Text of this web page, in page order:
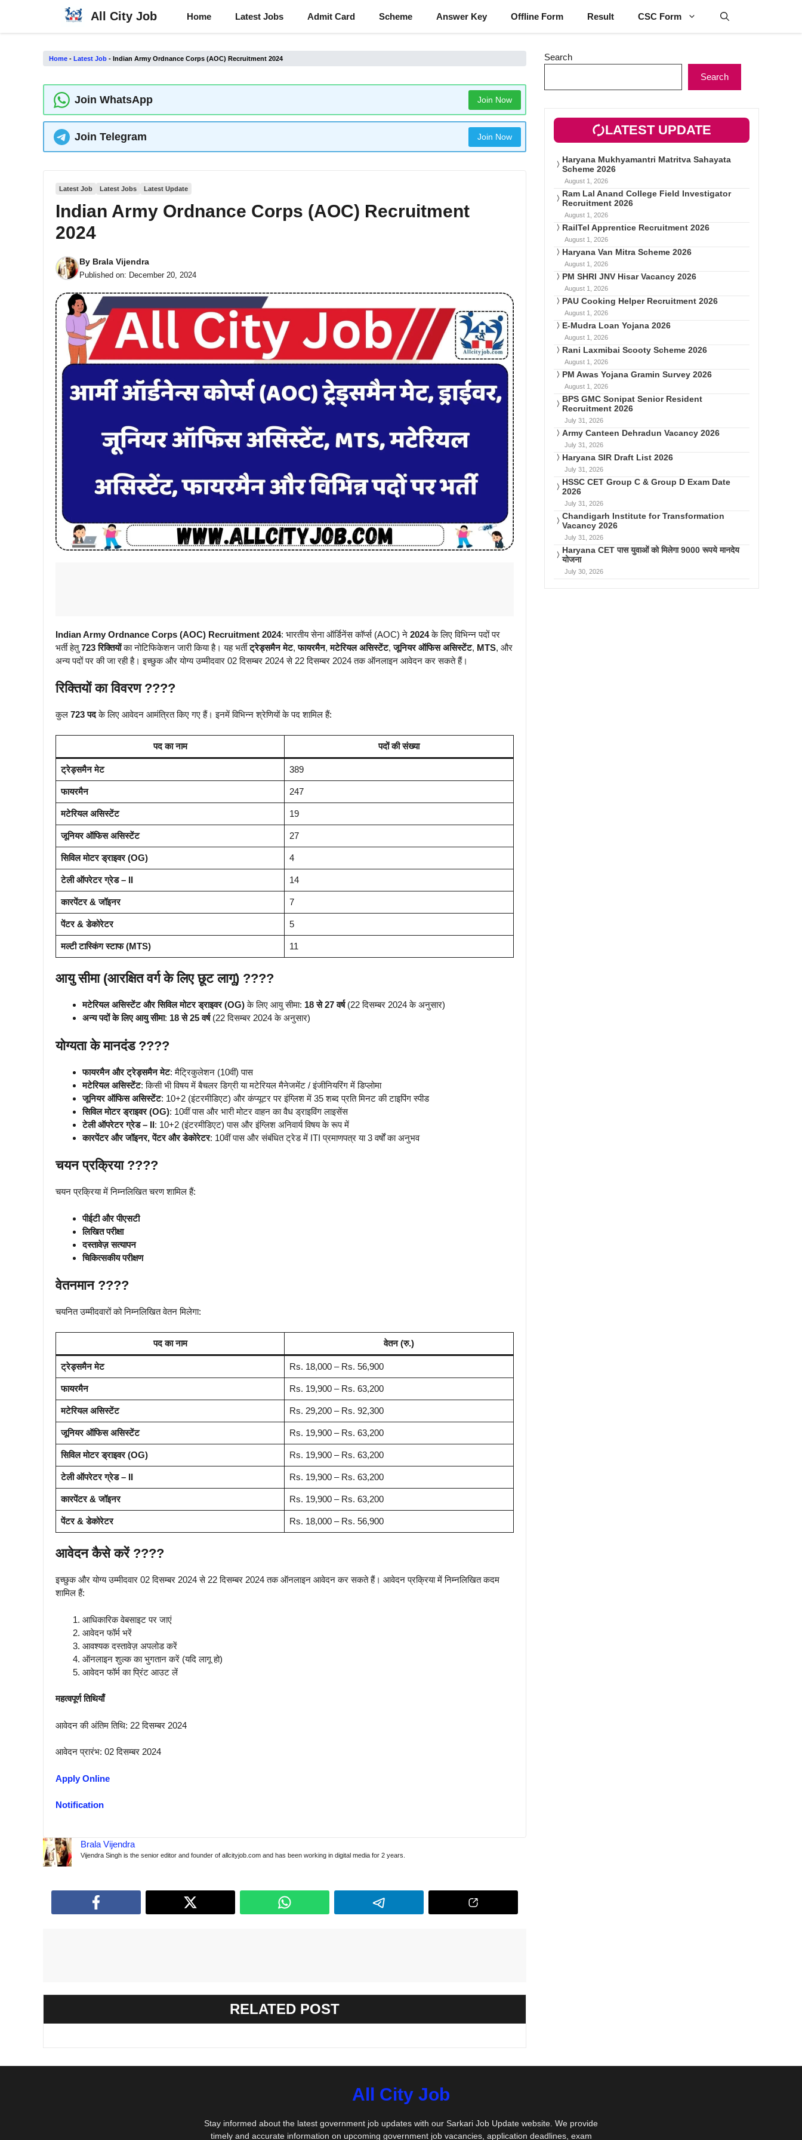
content
All City Job Home Latest Jobs Admit Card Scheme Answer Key Offline Form Result CSC Form
Home - Latest Job - Indian Army Ordnance Corps (AOC) Recruitment 2024
Join WhatsApp Join Now
Join Telegram Join Now
Latest Job Latest Jobs Latest Update
Indian Army Ordnance Corps (AOC) Recruitment
2024
By Brala Vijendra
Published on: December 20, 2024
Indian Army Ordnance Corps (AOC) Recruitment 2024: भारतीय सेना ऑर्डिनेंस कॉर्प्स (AOC) ने 2024के लिए विभिन्न पदों पर
भर्ती हेतु723 रिक्तियोंका नोटिफिकेशन जारी किया है। यह भर्तीट्रेड्समैन मेट,फायरमैन,मटेरियल असिस्टेंट,जूनियर ऑफिस असिस्टेंट, MTS, और
अन्य पदों पर की जा रही है। इच्छुक और योग्य उम्मीदवार 02 दिसम्बर 2024 से 22 दिसम्बर 2024 तक ऑनलाइन आवेदन कर सकते हैं।
रिक्तियों का विवरण ????
कुल 723 पदके लिए आवेदन आमंत्रित किए गए हैं। इनमें विभिन्न श्रेणियों के पद शामिल हैं:
पद का नाम पदों की संख्या
ट्रेड्समैन मेट 389
फायरमैन 247
मटेरियल असिस्टेंट 19
जूनियर ऑफिस असिस्टेंट 27
सिविल मोटर ड्राइवर (OG) 4
टेली ऑपरेटर ग्रेड – II 14
कारपेंटर & जॉइनर 7
पेंटर & डेकोरेटर 5
मल्टी टास्किंग स्टाफ (MTS) 11
आयु सीमा (आरक्षित वर्ग के लिए छूट लागू) ????
मटेरियल असिस्टेंट और सिविल मोटर ड्राइवर (OG)के लिए आयु सीमा: 18 से 27 वर्ष(22 दिसम्बर 2024 के अनुसार)
अन्य पदों के लिए आयु सीमा: 18 से 25 वर्ष(22 दिसम्बर 2024 के अनुसार)
योग्यता के मानदंड ????
फायरमैन और ट्रेड्समैन मेट: मैट्रिकुलेशन (10वीं) पास
मटेरियल असिस्टेंट: किसी भी विषय में बैचलर डिग्री या मटेरियल मैनेजमेंट / इंजीनियरिंग में डिप्लोमा
जूनियर ऑफिस असिस्टेंट: 10+2 (इंटरमीडिएट) और कंप्यूटर पर इंग्लिश में 35 शब्द प्रति मिनट की टाइपिंग स्पीड
सिविल मोटर ड्राइवर (OG): 10वीं पास और भारी मोटर वाहन का वैध ड्राइविंग लाइसेंस
टेली ऑपरेटर ग्रेड – II: 10+2 (इंटरमीडिएट) पास और इंग्लिश अनिवार्य विषय के रूप में
कारपेंटर और जॉइनर, पेंटर और डेकोरेटर: 10वीं पास और संबंधित ट्रेड में ITI प्रमाणपत्र या 3 वर्षों का अनुभव
चयन प्रक्रिया ????
चयन प्रक्रिया में निम्नलिखित चरण शामिल हैं:
पीईटी और पीएसटी
लिखित परीक्षा
दस्तावेज़ सत्यापन
चिकित्सकीय परीक्षण
वेतनमान ????
चयनित उम्मीदवारों को निम्नलिखित वेतन मिलेगा:
पद का नाम वेतन (रु.)
ट्रेड्समैन मेट Rs. 18,000 – Rs. 56,900
फायरमैन Rs. 19,900 – Rs. 63,200
मटेरियल असिस्टेंट Rs. 29,200 – Rs. 92,300
जूनियर ऑफिस असिस्टेंट Rs. 19,900 – Rs. 63,200
सिविल मोटर ड्राइवर (OG) Rs. 19,900 – Rs. 63,200
टेली ऑपरेटर ग्रेड – II Rs. 19,900 – Rs. 63,200
कारपेंटर & जॉइनर Rs. 19,900 – Rs. 63,200
पेंटर & डेकोरेटर Rs. 18,000 – Rs. 56,900
आवेदन कैसे करें ????️
इच्छुक और योग्य उम्मीदवार 02 दिसम्बर 2024 से 22 दिसम्बर 2024 तक ऑनलाइन आवेदन कर सकते हैं। आवेदन प्रक्रिया में निम्नलिखित कदम
शामिल हैं:
आधिकारिक वेबसाइट पर जाएं
आवेदन फॉर्म भरें
आवश्यक दस्तावेज़ अपलोड करें
ऑनलाइन शुल्क का भुगतान करें (यदि लागू हो)
आवेदन फॉर्म का प्रिंट आउट लें
महत्वपूर्ण तिथियाँ
आवेदन की अंतिम तिथि: 22 दिसम्बर 2024
आवेदन प्रारंभ: 02 दिसम्बर 2024
Apply Online
Notification
Brala Vijendra
Vijendra Singh is the senior editor and founder of allcityjob.com and has been working in digital media for 2 years.
RELATED POST
Search
Search
LATEST UPDATE
Haryana Mukhyamantri Matritva Sahayata
Scheme 2026
August 1, 2026
Ram Lal Anand College Field Investigator
Recruitment 2026
August 1, 2026
RailTel Apprentice Recruitment 2026
August 1, 2026
Haryana Van Mitra Scheme 2026
August 1, 2026
PM SHRI JNV Hisar Vacancy 2026
August 1, 2026
PAU Cooking Helper Recruitment 2026
August 1, 2026
E-Mudra Loan Yojana 2026
August 1, 2026
Rani Laxmibai Scooty Scheme 2026
August 1, 2026
PM Awas Yojana Gramin Survey 2026
August 1, 2026
BPS GMC Sonipat Senior Resident
Recruitment 2026
July 31, 2026
Army Canteen Dehradun Vacancy 2026
July 31, 2026
Haryana SIR Draft List 2026
July 31, 2026
HSSC CET Group C & Group D Exam Date
2026
July 31, 2026
Chandigarh Institute for Transformation
Vacancy 2026
July 31, 2026
Haryana CET पास युवाओं को मिलेगा 9000 रूपये मानदेय
योजना
July 30, 2026
All City Job
Stay informed about the latest government job updates with our Sarkari Job Update website. We provide
timely and accurate information on upcoming government job vacancies, application deadlines, exam